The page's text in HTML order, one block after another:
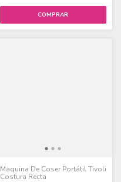
Maquina De Coser Portátil Tivoli
Costura Recta